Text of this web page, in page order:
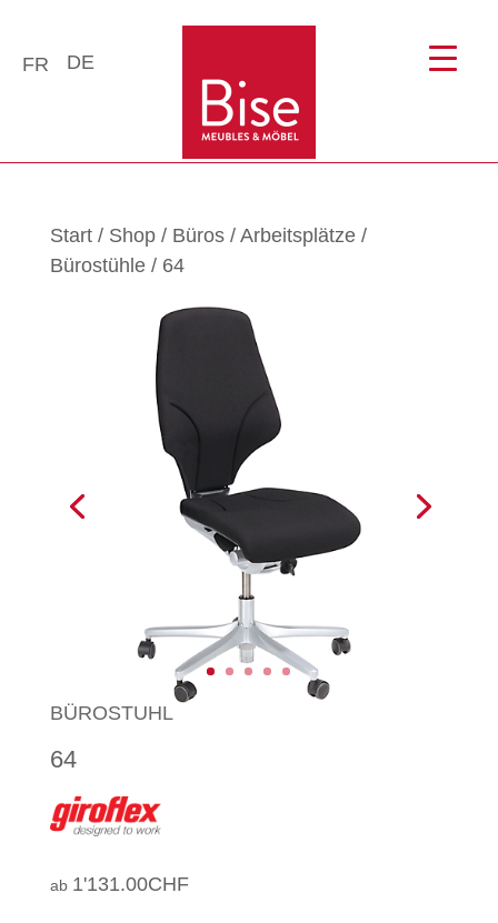
FR DE
Start/ Shop/ Büros/ Arbeitsplätze/
Bürostühle/ 64
BÜROSTUHL
64
1'131.00CHF